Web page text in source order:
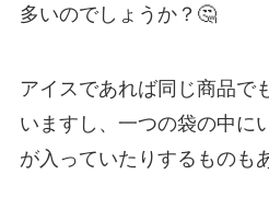
多いのでしょうか？🤔
アイスであれば同じ商品で
いますし、一つの袋の中に
が入っていたりするものも